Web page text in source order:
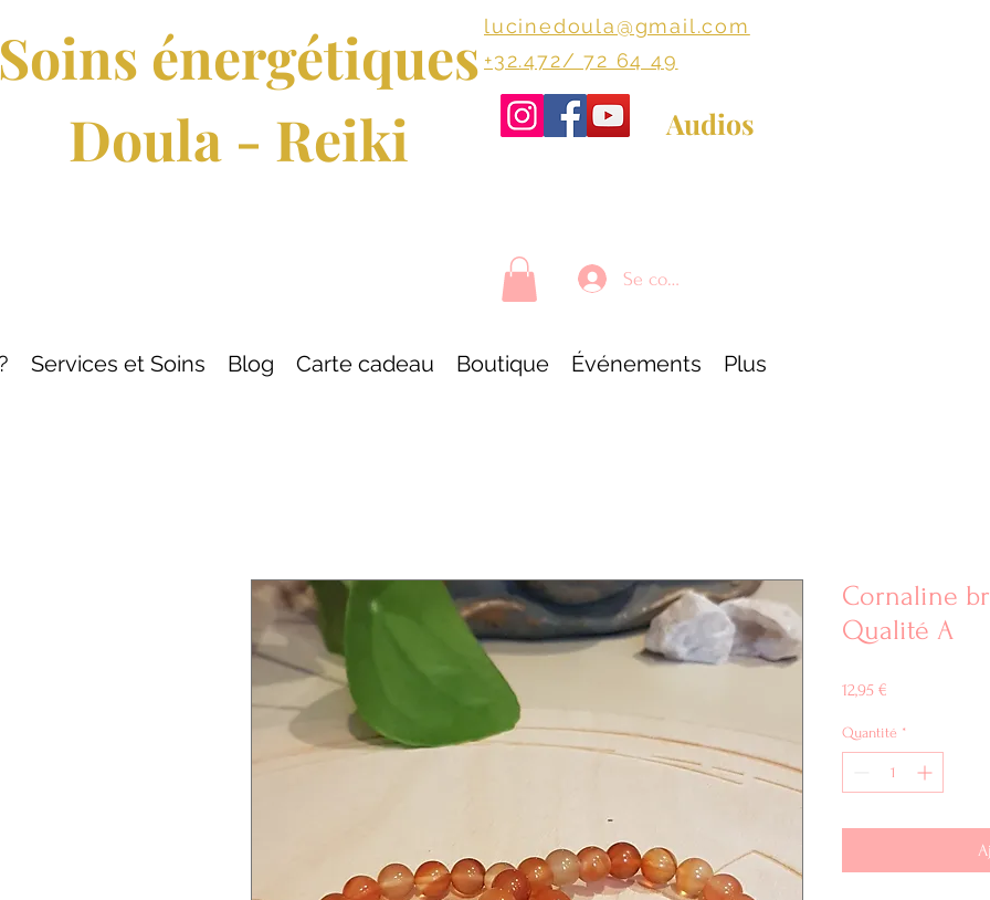
énergétiques
Doula - Reiki
lucinedoula@gmail.com
+32.472/ 72 64 49
Audios
Se connecter
Services et Soins Blog Carte cadeau Boutique Événements Plus
Cornaline
Qualité A
12,95 €
Quantité *